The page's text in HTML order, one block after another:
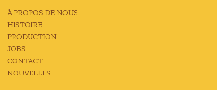
À PROPOS DE NOUS
HISTOIRE
PRODUCTION
JOBS
CONTACT
NOUVELLES